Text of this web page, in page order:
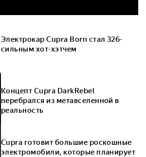
Электрокар Cupra Born стал 326-
сильным хот-хэтчем
Концепт Cupra DarkRebel
перебрался из метавселенной в
реальность
Cupra готовит большие роскошные
электромобили, которые планирует